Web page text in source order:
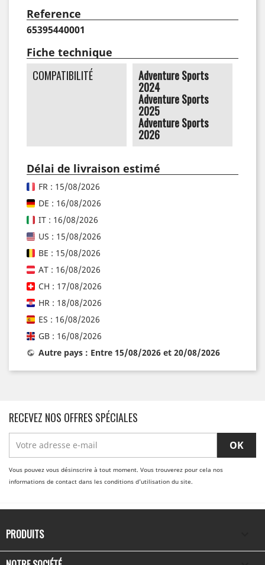
Reference
65395440001
Fiche technique
COMPATIBILITÉ Adventure Sports
2024
Adventure Sports
2025
Adventure Sports
2026
Délai de livraison estimé
FR : 15/08/2026
DE : 16/08/2026
IT : 16/08/2026
US : 15/08/2026
BE : 15/08/2026
AT : 16/08/2026
CH : 17/08/2026
HR : 18/08/2026
ES : 16/08/2026
GB : 16/08/2026
Autre pays : Entre 15/08/2026 et 20/08/2026
RECEVEZ NOS OFFRES SPÉCIALES
Vous pouvez vous désinscrire à tout moment. Vous trouverez pour cela nos
informations de contact dans les conditions d'utilisation du site.
PRODUITS